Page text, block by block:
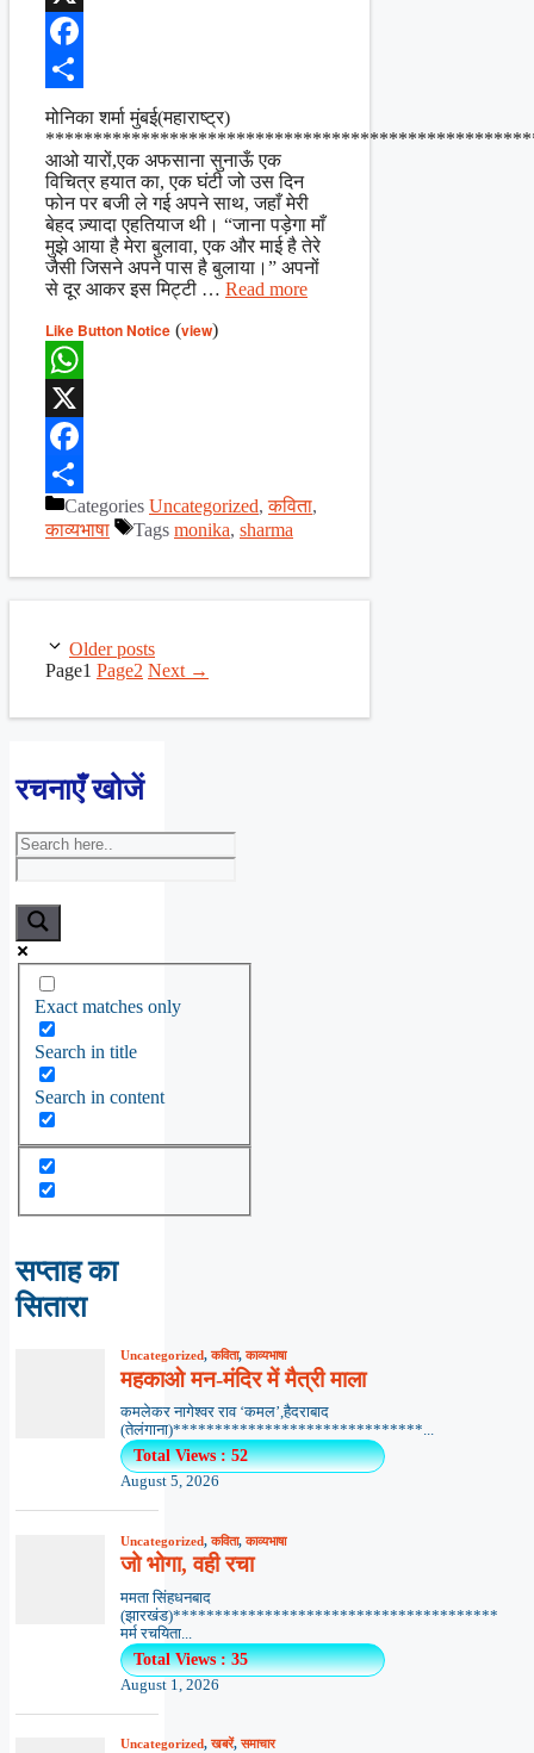
X
Facebook
Share
मोनिका शर्मा मुंबई(महाराष्ट्र)
आओ यारों,एक अफसाना सुनाऊँ एक
विचित्र हयात का, एक घंटी जो उस दिन
फोन पर बजी ले गई अपने साथ, जहाँ मेरी
बेहद ज़्यादा एहतियाज थी। “जाना पड़ेगा माँ
मुझे आया है मेरा बुलावा, एक और माई है तेरे
जैसी जिसने अपने पास है बुलाया।” अपनों
से दूर आकर इस मिट्टी … Read more
Like Button Notice (view)
WhatsApp
X
Facebook
ShareCategories Uncategorized,कविता,
काव्यभाषा
Tags monika, sharma
Older posts
Page1 Page2 Next →
रचनाएँ खोजें
Exact matches only
Search in title
Search in content
सप्ताह का
सितारा
Uncategorized,कविता,काव्यभाषा
महकाओ मन-मंदिर में मैत्री माला
कमलेकर नागेश्वर राव ‘कमल’,हैदराबाद
(तेलंगाना)******************************...
Total Views : 52
August 5, 2026
Uncategorized,कविता,काव्यभाषा
जो भोगा, वही रचा
ममता सिंहधनबाद
(झारखंड)***************************************
मर्म रचयिता...
Total Views : 35
August 1, 2026
Uncategorized,खबरें,समाचार